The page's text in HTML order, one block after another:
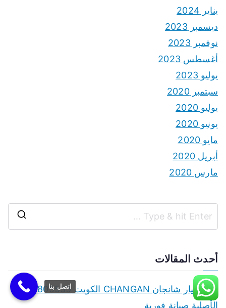
يناير 2024
ديسمبر 2023
نوفمبر 2023
أغسطس 2023
يوليو 2023
سبتمبر 2020
يوليو 2020
يونيو 2020
مايو 2020
أبريل 2020
مارس 2020
r
أحدث المقالات
قطع غيار شانجان CHANGAN الكويت 50805535
الأصلية صيانة فورية
اتصل بنا